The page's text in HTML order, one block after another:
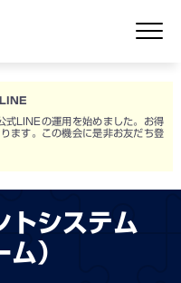
LINE
式LINEの運用を始めました。お得
ます。この機会に是非お友だち登
トシステム
）